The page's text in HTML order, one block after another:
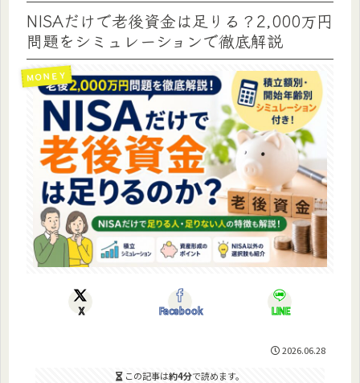
NISAだけで老後資金は足りる？2,000万円
問題をシミュレーションで徹底解説
ＭＯＮＥＹ
X Facebook LINE
2026.06.28
この記事は約4分で読めます。